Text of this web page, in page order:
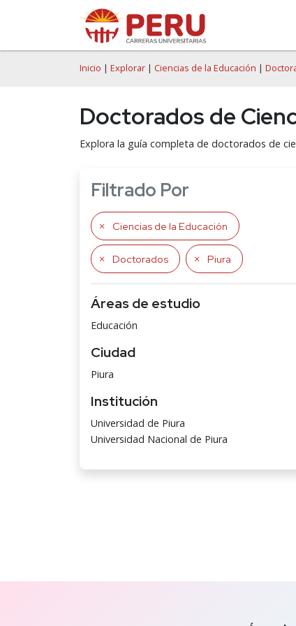
Inicio | Explorar | Ciencias de la Educación |
Doctorados de
Explora la guía completa de doctorados de
Filtrado Por
Ciencias de la Educación
Doctorados Piura
Áreas de estudio
Educación
Ciudad
Piura
Institución
Universidad de Piura
Universidad Nacional de Piura